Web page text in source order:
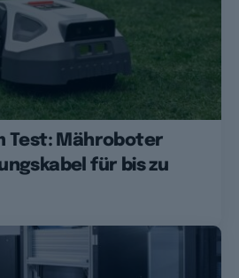
Test: Mähroboter
für bis zu